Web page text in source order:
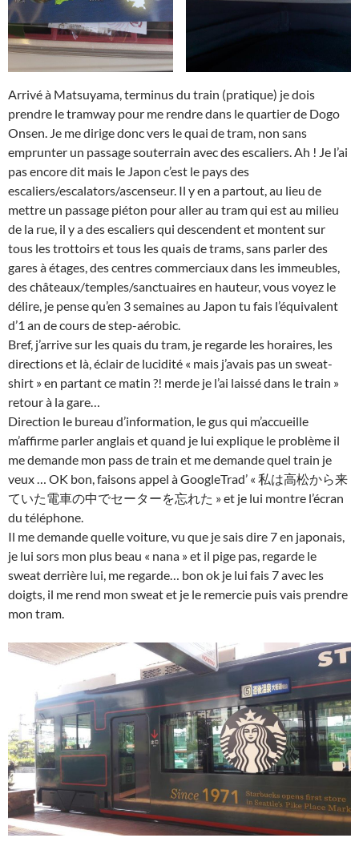
Arrivé à Matsuyama, terminus du train (pratique) je dois
prendre le tramway pour me rendre dans le quartier de Dogo
Onsen. Je me dirige donc vers le quai de tram, non sans
emprunter un passage souterrain avec des escaliers. Ah ! Je l’ai
pas encore dit mais le Japon c’est le pays des
escaliers/escalators/ascenseur. Il y en a partout, au lieu de
mettre un passage piéton pour aller au tram qui est au milieu
de la rue, il y a des escaliers qui descendent et montent sur
tous les trottoirs et tous les quais de trams, sans parler des
gares à étages, des centres commerciaux dans les immeubles,
des châteaux/temples/sanctuaires en hauteur, vous voyez le
délire, je pense qu’en 3 semaines au Japon tu fais l’équivalent
d’1 an de cours de step-aérobic.
Bref, j’arrive sur les quais du tram, je regarde les horaires, les
directions et là, éclair de lucidité « mais j’avais pas un sweat-
shirt » en partant ce matin ?! merde je l’ai laissé dans le train »
retour à la gare…
Direction le bureau d’information, le gus qui m’accueille
m’affirme parler anglais et quand je lui explique le problème il
me demande mon pass de train et me demande quel train je
veux … OK bon, faisons appel à GoogleTrad’ « 私は高松から来
ていた電車の中でセーターを忘れた » et je lui montre l’écran
du téléphone.
Il me demande quelle voiture, vu que je sais dire 7 en japonais,
je lui sors mon plus beau « nana » et il pige pas, regarde le
sweat derrière lui, me regarde… bon ok je lui fais 7 avec les
doigts, il me rend mon sweat et je le remercie puis vais prendre
mon tram.